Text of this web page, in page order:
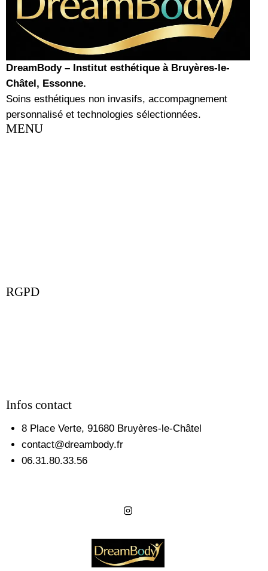
DreamBody – Institut esthétique à Bruyères-le-
Châtel, Essonne.
Soins esthétiques non invasifs, accompagnement
personnalisé et technologies sélectionnées.
MENU
RGPD
Infos contact
8 Place Verte, 91680 Bruyères-le-Châtel
contact@dreambody.fr
06.31.80.33.56